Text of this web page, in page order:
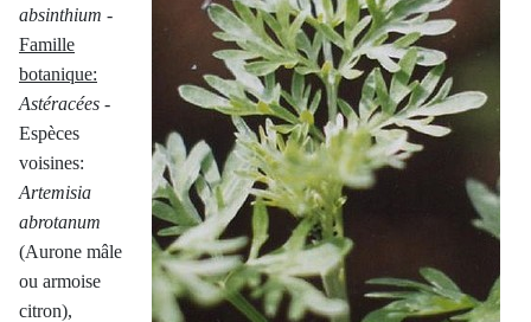
absinthium -
Famille
botanique:
Astéracées -
Espèces
voisines:
Artemisia
abrotanum
(Aurone mâle
ou armoise
citron),